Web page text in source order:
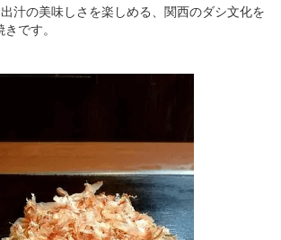
汁の美味しさを楽しめる、関西のダシ文化を
です。